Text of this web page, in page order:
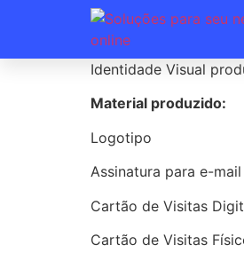
Identidade Visual
Material produzido:
Logotipo
Assinatura para e-mail
Cartão de Visitas
Cartão de Visitas